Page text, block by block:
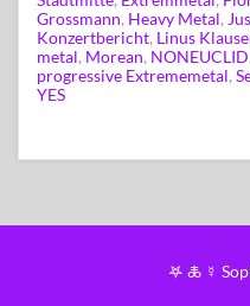
Grossmann, Heavy Metal,
Konzertbericht, Linus
metal, Morean, NONEUCLID
progressive Extrememetal,
YES
𖤐 🜏 ☿